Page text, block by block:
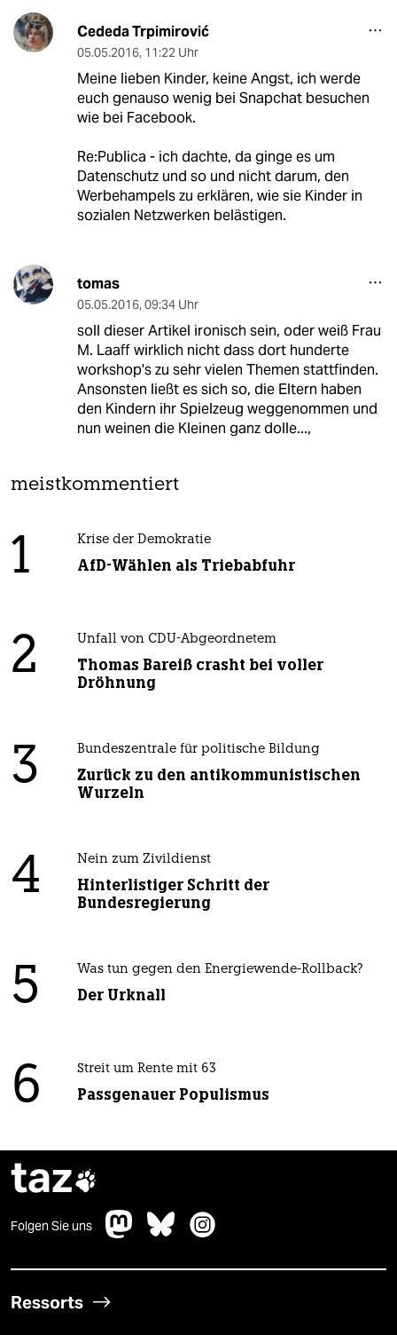
Cededa Trpimirović
05.05.2016, 11:22 Uhr
Meine lieben Kinder, keine Angst, ich werde
euch genauso wenig bei Snapchat besuchen
wie bei Facebook.
Re:Publica - ich dachte, da ginge es um
Datenschutz und so und nicht darum, den
Werbehampels zu erklären, wie sie Kinder in
sozialen Netzwerken belästigen.
tomas
05.05.2016, 09:34 Uhr
soll dieser Artikel ironisch sein, oder weiß Frau
M. Laaff wirklich nicht dass dort hunderte
workshop's zu sehr vielen Themen stattfinden.
Ansonsten ließt es sich so, die Eltern haben
den Kindern ihr Spielzeug weggenommen und
nun weinen die Kleinen ganz dolle...,
meistkommentiert
1 Krise der Demokratie
AfD-Wählen als Triebabfuhr
2 Unfall von CDU-Abgeordnetem
Thomas Bareiß crasht bei voller
Dröhnung
3 Bundeszentrale für politische Bildung
Zurück zu den antikommunistischen
Wurzeln
4 Nein zum Zivildienst
Hinterlistiger Schritt der
Bundesregierung
5 Was tun gegen den Energiewende-Rollback?
Der Urknall
6 Streit um Rente mit 63
Passgenauer Populismus
taz
Folgen Sie uns
Ressorts